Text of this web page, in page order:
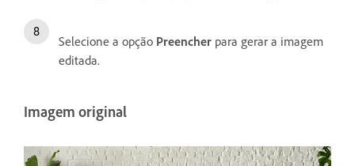
Selecione a opção Preencher para gerar a imagem
editada.
Imagem original